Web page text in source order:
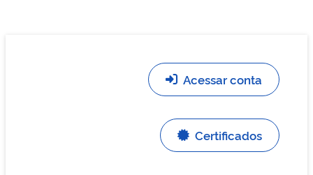
Acessar conta
Certificados